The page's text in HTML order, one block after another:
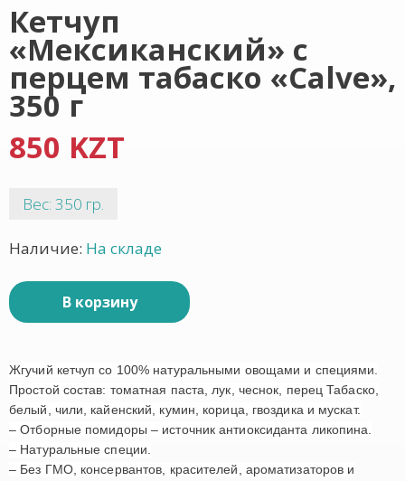
Кетчуп
«Мексиканский» с
перцем табаско «Calve»,
350 г
850 KZT
Вес: 350 гр.
Наличие: На складе
В корзину
Жгучий кетчуп со 100% натуральными овощами и специями.
Простой состав: томатная паста, лук, чеснок, перец Табаско,
белый, чили, кайенский, кумин, корица, гвоздика и мускат.
– Отборные помидоры – источник антиоксиданта ликопина.
– Натуральные специи.
– Без ГМО, консервантов, красителей, ароматизаторов и